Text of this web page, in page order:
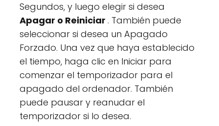
Segundos, y luego elegir si desea
Apagar o Reiniciar . También puede
seleccionar si desea un Apagado
Forzado. Una vez que haya establecido
el tiempo, haga clic en Iniciar para
comenzar el temporizador para el
apagado del ordenador. También
puede pausar y reanudar el
temporizador si lo desea.